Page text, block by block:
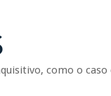
como o caso